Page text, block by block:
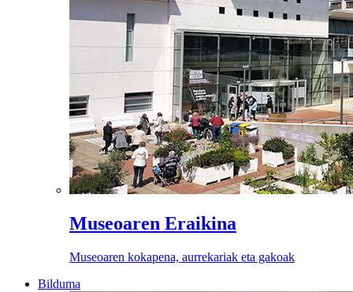
Museoaren Eraikina
Museoaren kokapena, aurrekariak eta gakoak
Bilduma